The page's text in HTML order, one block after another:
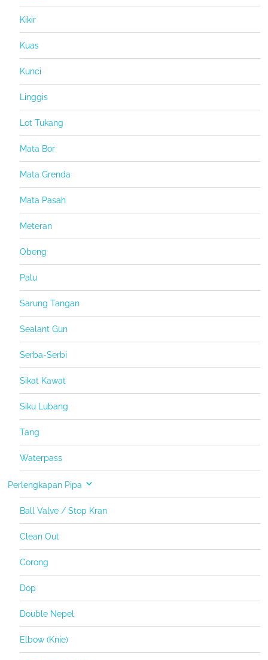
Kikir
Kuas
Kunci
Linggis
Lot Tukang
Mata Bor
Mata Grenda
Mata Pasah
Meteran
Obeng
Palu
Sarung Tangan
Sealant Gun
Serba-Serbi
Sikat Kawat
Siku Lubang
Tang
Waterpass
Perlengkapan Pipa
Ball Valve / Stop Kran
Clean Out
Corong
Dop
Double Nepel
Elbow (Knie)